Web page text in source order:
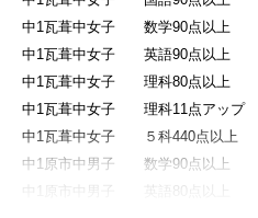
中1瓦葺中女子 数学90点以上
中1瓦葺中女子 英語90点以上
中1瓦葺中女子 理科80点以上
中1瓦葺中女子 理科11点アップ
中1瓦葺中女子 ５科440点以上
中1原市中男子 数学90点以上
中1原市中男子 英語80点以上